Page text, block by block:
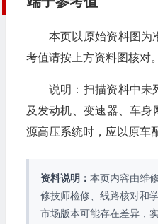
本页以原始资料图为
考值请按上方资料图核对。
说明：扫描资料中未
及发动机、变速器、车
源高压系统时，应以原车
资料说明： 本页内容由维
修技师检修、线路核对和
市场版本可能存在差异，